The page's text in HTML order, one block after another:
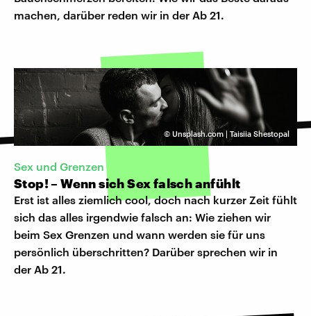
machen, darüber reden wir in der Ab 21.
© Unsplash.com | Taisiia Shestopal
Sex und Grenzen
Stop! – Wenn sich Sex falsch anfühlt
Erst ist alles ziemlich cool, doch nach kurzer Zeit fühlt
sich das alles irgendwie falsch an: Wie ziehen wir
beim Sex Grenzen und wann werden sie für uns
persönlich überschritten? Darüber sprechen wir in
der Ab 21.